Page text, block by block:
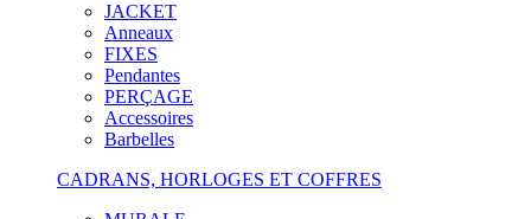
JACKET
Anneaux
FIXES
Pendantes
PERÇAGE
Accessoires
Barbelles
CADRANS, HORLOGES ET COFFRES